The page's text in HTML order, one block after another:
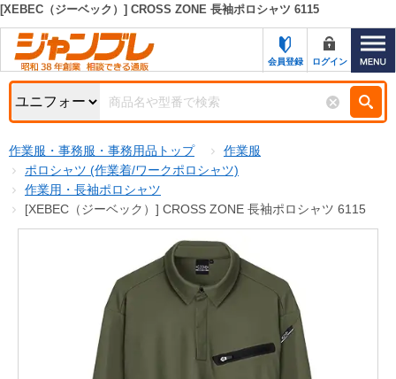
カテゴリー一覧
お知らせ
特集・キャンペーン一覧
初めての方へ
お問い合わせ
サポート＆ヘルプ
FAX注文用紙の印刷
ジャンブレの特長
キーワード検索
検索条件
商品カテゴリから選ぶ
[XEBEC（ジーベック）] CROSS ZONE 長袖ポロシャツ 6115
会員登録 ログイン
作業服・事務服・事務用品トップ
作業服
ポロシャツ (作業着/ワークポロシャツ)
作業用・長袖ポロシャツ
[XEBEC（ジーベック）] CROSS ZONE 長袖ポロシャツ 6115